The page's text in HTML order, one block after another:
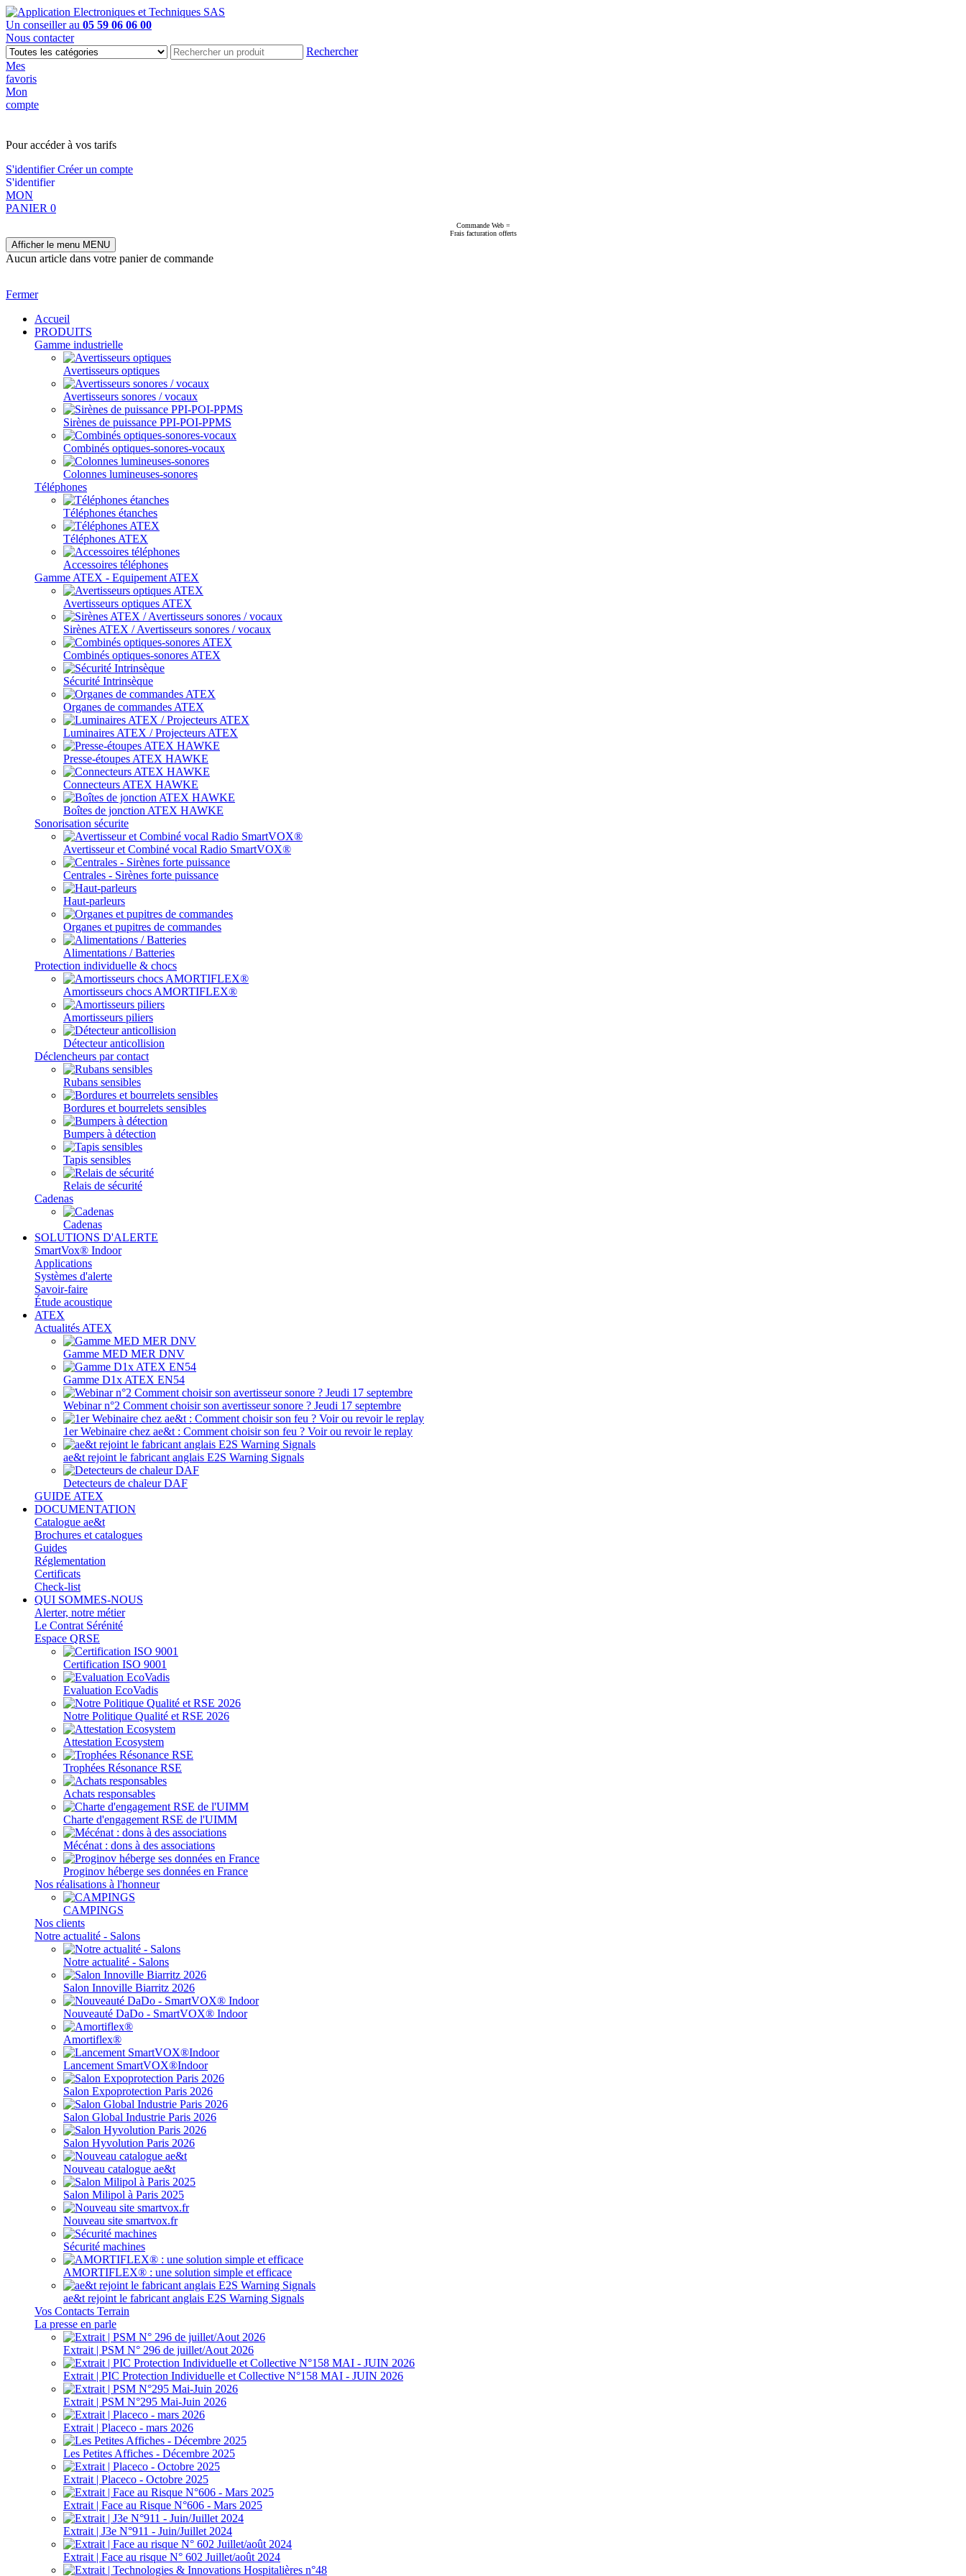
Un conseiller au 05 59 06 06 00
Nous contacter
Rechercher
Mes
favoris
Mon
compte
Pour accéder à vos tarifs
S'identifierCréer un compte
S'identifier
MON
PANIER 0
Commande Web =
Frais facturation offerts
Afficher le menu MENU
Aucun article dans votre panier de commande
Fermer
Accueil
PRODUITS
Gamme industrielle
Avertisseurs optiques
Avertisseurs sonores / vocaux
Sirènes de puissance PPI-POI-PPMS
Combinés optiques-sonores-vocaux
Colonnes lumineuses-sonores
Téléphones
Téléphones étanches
Téléphones ATEX
Accessoires téléphones
Gamme ATEX - Equipement ATEX
Avertisseurs optiques ATEX
Sirènes ATEX / Avertisseurs sonores / vocaux
Combinés optiques-sonores ATEX
Sécurité Intrinsèque
Organes de commandes ATEX
Luminaires ATEX / Projecteurs ATEX
Presse-étoupes ATEX HAWKE
Connecteurs ATEX HAWKE
Boîtes de jonction ATEX HAWKE
Sonorisation sécurite
Avertisseur et Combiné vocal Radio SmartVOX®
Centrales - Sirènes forte puissance
Haut-parleurs
Organes et pupitres de commandes
Alimentations / Batteries
Protection individuelle & chocs
Amortisseurs chocs AMORTIFLEX®
Amortisseurs piliers
Détecteur anticollision
Déclencheurs par contact
Rubans sensibles
Bordures et bourrelets sensibles
Bumpers à détection
Tapis sensibles
Relais de sécurité
Cadenas
Cadenas
SOLUTIONS D'ALERTE
SmartVox® Indoor
Applications
Systèmes d'alerte
Savoir-faire
Étude acoustique
ATEX
Actualités ATEX
Gamme MED MER DNV
Gamme D1x ATEX EN54
Webinar n°2 Comment choisir son avertisseur sonore ? Jeudi 17 septembre
1er Webinaire chez ae&t : Comment choisir son feu ? Voir ou revoir le replay
ae&t rejoint le fabricant anglais E2S Warning Signals
Detecteurs de chaleur DAF
GUIDE ATEX
DOCUMENTATION
Catalogue ae&t
Brochures et catalogues
Guides
Réglementation
Certificats
Check-list
QUI SOMMES-NOUS
Alerter, notre métier
Le Contrat Sérénité
Espace QRSE
Certification ISO 9001
Evaluation EcoVadis
Notre Politique Qualité et RSE 2026
Attestation Ecosystem
Trophées Résonance RSE
Achats responsables
Charte d'engagement RSE de l'UIMM
Mécénat : dons à des associations
Proginov héberge ses données en France
Nos réalisations à l'honneur
CAMPINGS
Nos clients
Notre actualité - Salons
Notre actualité - Salons
Salon Innoville Biarritz 2026
Nouveauté DaDo - SmartVOX® Indoor
Amortiflex®
Lancement SmartVOX®Indoor
Salon Expoprotection Paris 2026
Salon Global Industrie Paris 2026
Salon Hyvolution Paris 2026
Nouveau catalogue ae&t
Salon Milipol à Paris 2025
Nouveau site smartvox.fr
Sécurité machines
AMORTIFLEX® : une solution simple et efficace
ae&t rejoint le fabricant anglais E2S Warning Signals
Vos Contacts Terrain
La presse en parle
Extrait | PSM N° 296 de juillet/Aout 2026
Extrait | PIC Protection Individuelle et Collective N°158 MAI - JUIN 2026
Extrait | PSM N°295 Mai-Juin 2026
Extrait | Placeco - mars 2026
Les Petites Affiches - Décembre 2025
Extrait | Placeco - Octobre 2025
Extrait | Face au Risque N°606 - Mars 2025
Extrait | J3e N°911 - Juin/Juillet 2024
Extrait | Face au risque N° 602 Juillet/août 2024